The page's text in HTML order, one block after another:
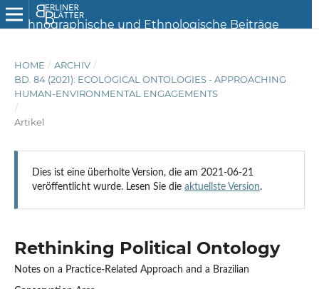
HOME / ARCHIV /
BD. 84 (2021): ECOLOGICAL ONTOLOGIES - APPROACHING
HUMAN-ENVIRONMENTAL ENGAGEMENTS
/
Artikel
Dies ist eine überholte Version, die am 2021-06-21
veröffentlicht wurde. Lesen Sie die aktuellste Version.
Rethinking Political Ontology
Notes on a Practice-Related Approach and a Brazilian